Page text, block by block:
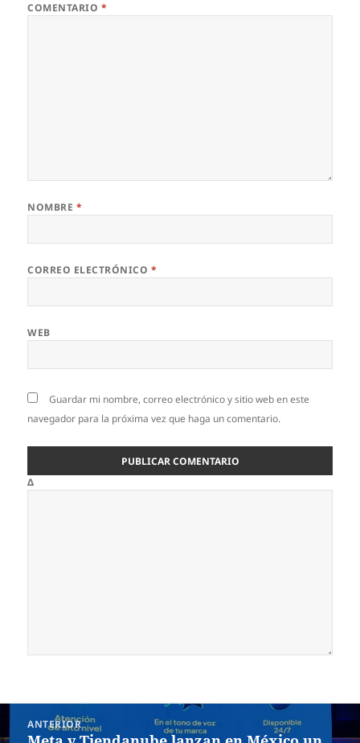
COMENTARIO *
NOMBRE *
CORREO ELECTRÓNICO *
WEB
Guardar mi nombre, correo electrónico y sitio web en este
navegador para la próxima vez que haga un comentario.
Δ
Navegación
ANTERIOR